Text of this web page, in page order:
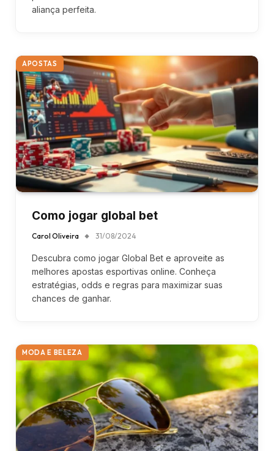
aliança perfeita.
APOSTAS
Como jogar global bet
Carol Oliveira 31/08/2024
Descubra como jogar Global Bet e aproveite as
melhores apostas esportivas online. Conheça
estratégias, odds e regras para maximizar suas
chances de ganhar.
MODA E BELEZA